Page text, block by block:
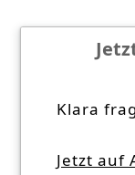
Klara
Jetzt auf